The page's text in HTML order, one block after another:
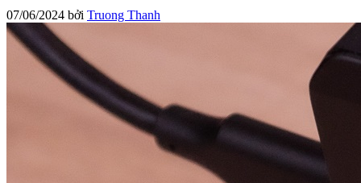
07/06/2024 bởi Truong Thanh